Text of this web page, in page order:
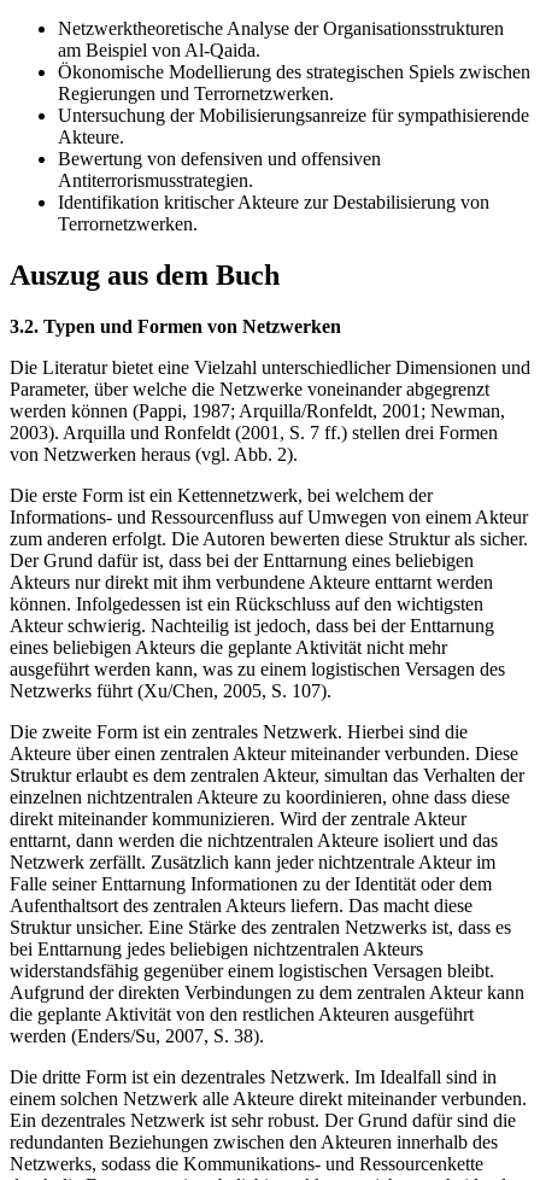
Netzwerktheoretische Analyse der Organisationsstrukturen
am Beispiel von Al-Qaida.
Ökonomische Modellierung des strategischen Spiels zwischen
Regierungen und Terrornetzwerken.
Untersuchung der Mobilisierungsanreize für sympathisierende
Akteure.
Bewertung von defensiven und offensiven
Antiterrorismusstrategien.
Identifikation kritischer Akteure zur Destabilisierung von
Terrornetzwerken.
Auszug aus dem Buch
3.2. Typen und Formen von Netzwerken
Die Literatur bietet eine Vielzahl unterschiedlicher Dimensionen und
Parameter, über welche die Netzwerke voneinander abgegrenzt
werden können (Pappi, 1987; Arquilla/Ronfeldt, 2001; Newman,
2003). Arquilla und Ronfeldt (2001, S. 7 ff.) stellen drei Formen
von Netzwerken heraus (vgl. Abb. 2).
Die erste Form ist ein Kettennetzwerk, bei welchem der
Informations- und Ressourcenfluss auf Umwegen von einem Akteur
zum anderen erfolgt. Die Autoren bewerten diese Struktur als sicher.
Der Grund dafür ist, dass bei der Enttarnung eines beliebigen
Akteurs nur direkt mit ihm verbundene Akteure enttarnt werden
können. Infolgedessen ist ein Rückschluss auf den wichtigsten
Akteur schwierig. Nachteilig ist jedoch, dass bei der Enttarnung
eines beliebigen Akteurs die geplante Aktivität nicht mehr
ausgeführt werden kann, was zu einem logistischen Versagen des
Netzwerks führt (Xu/Chen, 2005, S. 107).
Die zweite Form ist ein zentrales Netzwerk. Hierbei sind die
Akteure über einen zentralen Akteur miteinander verbunden. Diese
Struktur erlaubt es dem zentralen Akteur, simultan das Verhalten der
einzelnen nichtzentralen Akteure zu koordinieren, ohne dass diese
direkt miteinander kommunizieren. Wird der zentrale Akteur
enttarnt, dann werden die nichtzentralen Akteure isoliert und das
Netzwerk zerfällt. Zusätzlich kann jeder nichtzentrale Akteur im
Falle seiner Enttarnung Informationen zu der Identität oder dem
Aufenthaltsort des zentralen Akteurs liefern. Das macht diese
Struktur unsicher. Eine Stärke des zentralen Netzwerks ist, dass es
bei Enttarnung jedes beliebigen nichtzentralen Akteurs
widerstandsfähig gegenüber einem logistischen Versagen bleibt.
Aufgrund der direkten Verbindungen zu dem zentralen Akteur kann
die geplante Aktivität von den restlichen Akteuren ausgeführt
werden (Enders/Su, 2007, S. 38).
Die dritte Form ist ein dezentrales Netzwerk. Im Idealfall sind in
einem solchen Netzwerk alle Akteure direkt miteinander verbunden.
Ein dezentrales Netzwerk ist sehr robust. Der Grund dafür sind die
redundanten Beziehungen zwischen den Akteuren innerhalb des
Netzwerks, sodass die Kommunikations- und Ressourcenkette